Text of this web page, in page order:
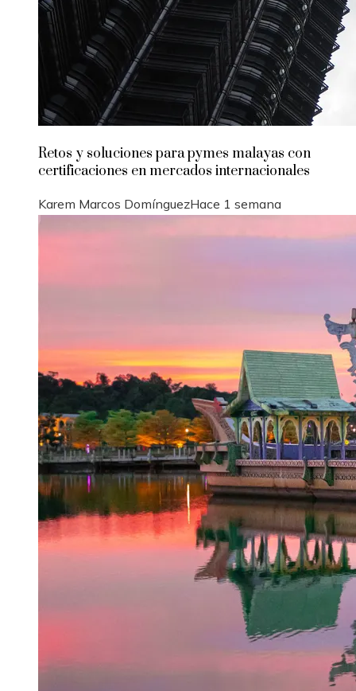
Retos y soluciones para pymes malayas con
certificaciones en mercados internacionales
Karem Marcos DomínguezHace 1 semana